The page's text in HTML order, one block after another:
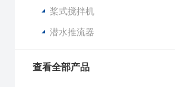
桨式搅拌机
潜水推流器
查看全部产品